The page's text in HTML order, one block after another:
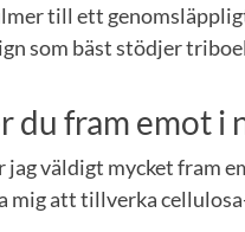
till ett
som bäst stödjer
du fram emot i
jag väldigt mycket fram
mig att tillverka